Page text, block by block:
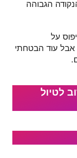
הנקודה הגבוהה
על
אבל עוד הבטחתי
לטיול